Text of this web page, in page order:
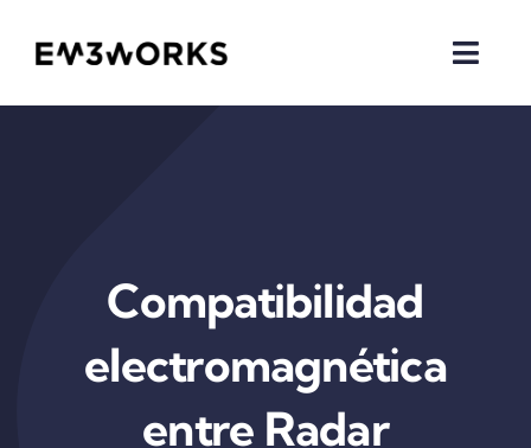
Líneas de investigación
Compatibilidad
electromagnética
entre Radar